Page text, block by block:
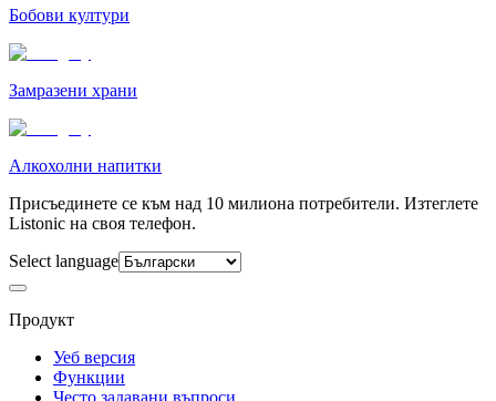
Бобови култури
Замразени храни
Алкохолни напитки
Присъединете се към над 10 милиона потребители. Изтеглете
Listonic на своя телефон.
Select language
Продукт
Уеб версия
Функции
Често задавани въпроси